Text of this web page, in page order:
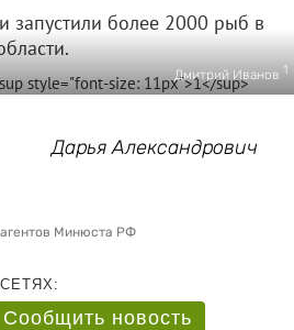
запустили более 2000 рыб в
Дмитрий Иванов 1
Дарья Александрович
Минюста РФ
Сообщить новость